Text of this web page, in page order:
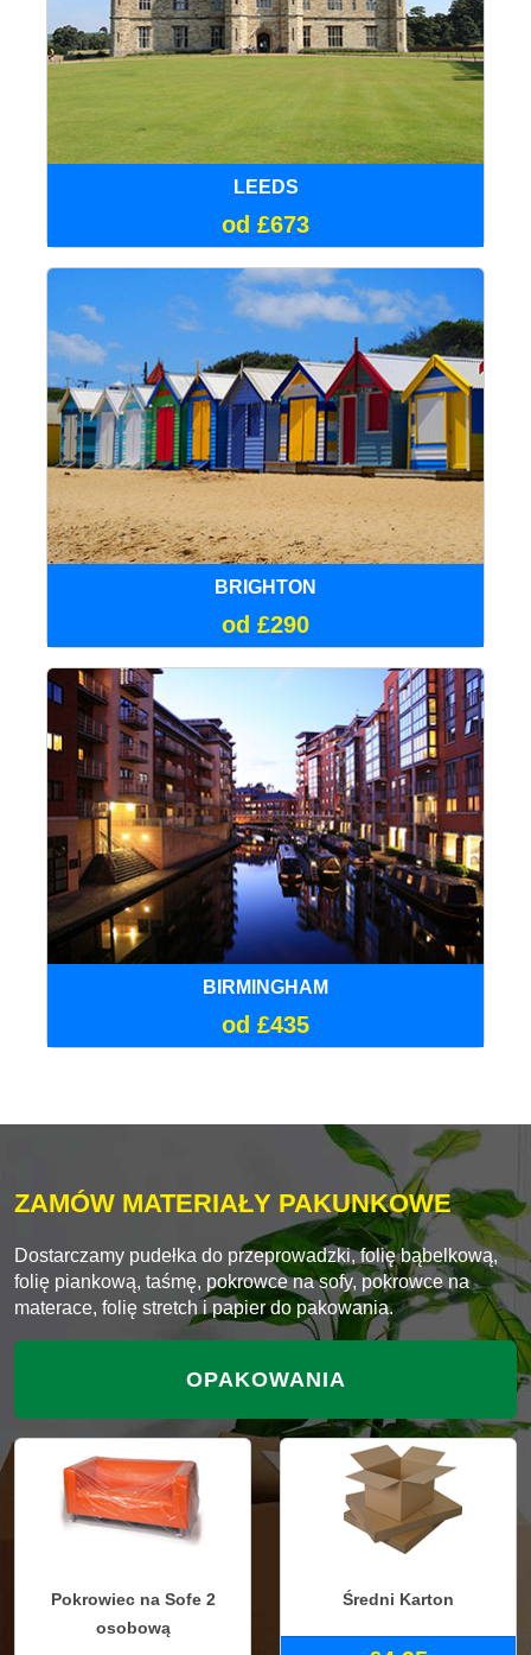
LEEDS
od £673
BRIGHTON
od £290
BIRMINGHAM
od £435
ZAMÓW MATERIAŁY PAKUNKOWE
Dostarczamy pudełka do przeprowadzki, folię bąbelkową,
folię piankową, taśmę, pokrowce na sofy, pokrowce na
materace, folię stretch i papier do pakowania.
OPAKOWANIA
Pokrowiec na Sofe 2
osobową
Średni Karton